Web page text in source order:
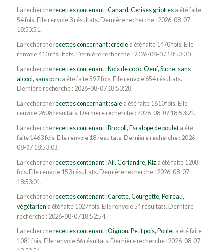
La rechercherecettes contenant : Canard, Cerises griottesa été faite
54 fois. Elle renvoie 3 résultats. Dernière recherche : 2026-08-07
18:53:51.
La rechercherecettes concernant : creolea été faite 1470 fois. Elle
renvoie 410 résultats. Dernière recherche : 2026-08-07 18:53:30.
La rechercherecettes contenant : Noix de coco, Oeuf, Sucre, sans
alcool, sans porca été faite 597 fois. Elle renvoie 654 résultats.
Dernière recherche : 2026-08-07 18:53:28.
La rechercherecettes concernant : salea été faite 1610 fois. Elle
renvoie 2608 résultats. Dernière recherche : 2026-08-07 18:53:21.
La rechercherecettes contenant : Brocoli, Escalope de pouleta été
faite 1463 fois. Elle renvoie 18 résultats. Dernière recherche : 2026-
08-07 18:53:03.
La rechercherecettes contenant : Ail, Coriandre, Riza été faite 1208
fois. Elle renvoie 153 résultats. Dernière recherche : 2026-08-07
18:53:01.
La rechercherecettes contenant : Carotte, Courgette, Poireau,
végétarien a été faite 1027 fois. Elle renvoie 54 résultats. Dernière
recherche : 2026-08-07 18:52:54.
La rechercherecettes contenant : Oignon, Petit pois, Pouleta été faite
1081 fois. Elle renvoie 66 résultats. Dernière recherche : 2026-08-07